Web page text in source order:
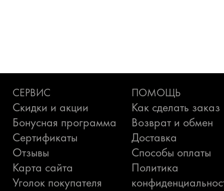
СЕРВИС
Скидки и акции
Бонусная программа
Сертификаты
Отзывы
Карта сайта
Уголок покупателя
ПОМОЩЬ
Как сделать заказ
Возврат и обмен
Доставка
Способы оплаты
Политика